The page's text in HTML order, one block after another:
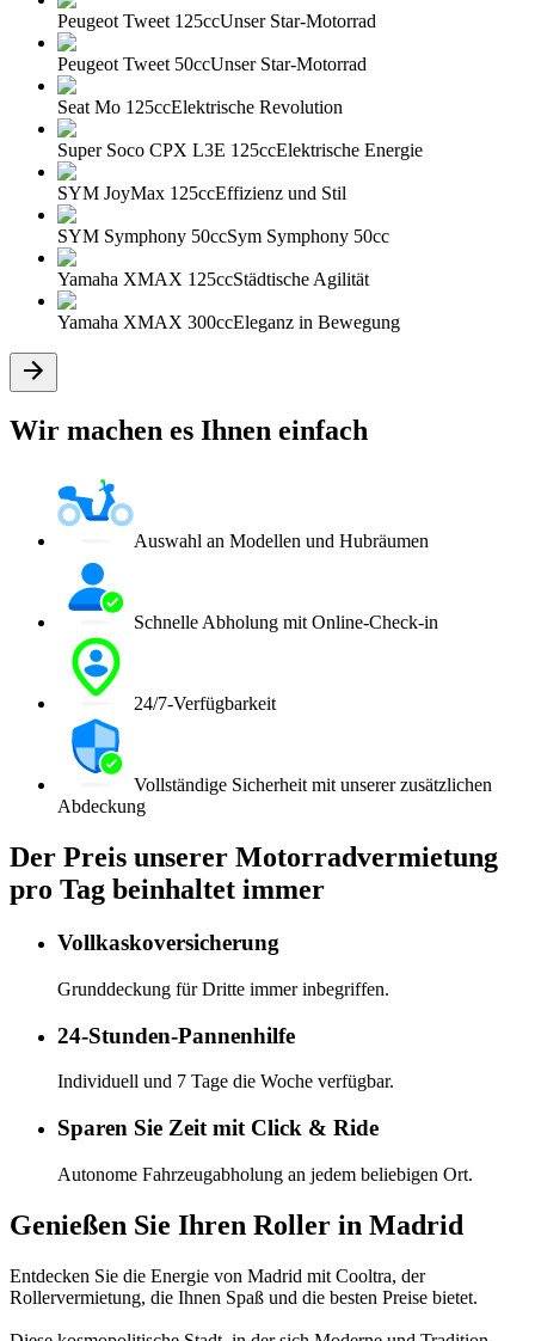
Peugeot Tweet 125ccUnser Star-Motorrad
Peugeot Tweet 50ccUnser Star-Motorrad
Seat Mo 125ccElektrische Revolution
Super Soco CPX L3E 125ccElektrische Energie
SYM JoyMax 125ccEffizienz und Stil
SYM Symphony 50ccSym Symphony 50cc
Yamaha XMAX 125ccStädtische Agilität
Yamaha XMAX 300ccEleganz in Bewegung
Wir machen es Ihnen einfach
Auswahl an Modellen und Hubräumen
Schnelle Abholung mit Online-Check-in
24/7-Verfügbarkeit
Vollständige Sicherheit mit unserer zusätzlichen
Abdeckung
Der Preis unserer Motorradvermietung
pro Tag beinhaltet immer
Vollkaskoversicherung
Grunddeckung für Dritte immer inbegriffen.
24-Stunden-Pannenhilfe
Individuell und 7 Tage die Woche verfügbar.
Sparen Sie Zeit mit Click & Ride
Autonome Fahrzeugabholung an jedem beliebigen Ort.
Genießen Sie Ihren Roller in Madrid
Entdecken Sie die Energie von Madrid mit Cooltra, der
Rollervermietung, die Ihnen Spaß und die besten Preise bietet.